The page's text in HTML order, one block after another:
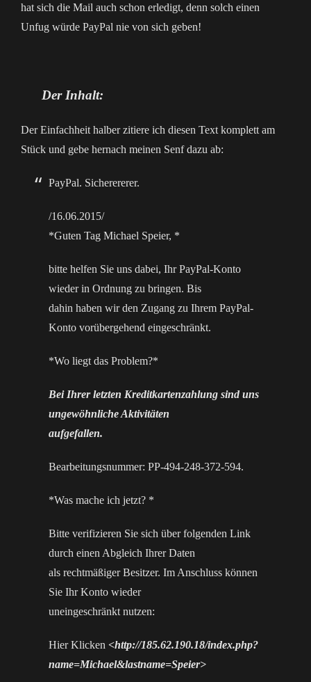
hat sich die Mail auch schon erledigt, denn solch einen
Unfug würde PayPal nie von sich geben!
Der Inhalt:
Der Einfachheit halber zitiere ich diesen Text komplett am
Stück und gebe hernach meinen Senf dazu ab:
PayPal. Sicherererer.
/16.06.2015/
*Guten Tag Michael Speier, *
bitte helfen Sie uns dabei, Ihr PayPal-Konto
wieder in Ordnung zu bringen. Bis
dahin haben wir den Zugang zu Ihrem PayPal-
Konto vorübergehend eingeschränkt.
*Wo liegt das Problem?*
Bei Ihrer letzten Kreditkartenzahlung sind uns
ungewöhnliche Aktivitäten
aufgefallen.
Bearbeitungsnummer: PP-494-248-372-594.
*Was mache ich jetzt? *
Bitte verifizieren Sie sich über folgenden Link
durch einen Abgleich Ihrer Daten
als rechtmäßiger Besitzer. Im Anschluss können
Sie Ihr Konto wieder
uneingeschränkt nutzen:
Hier Klicken <http://185.62.190.18/index.php?
name=Michael&lastname=Speier>